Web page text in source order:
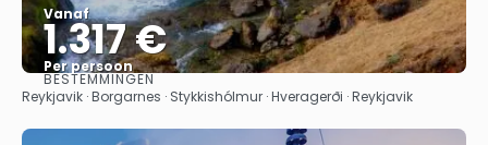
Vanaf
1.317 €
Per persoon
Bekijk
BESTEMMINGEN
Reykjavik · Borgarnes · Stykkishólmur · Hveragerði · Reykjavik